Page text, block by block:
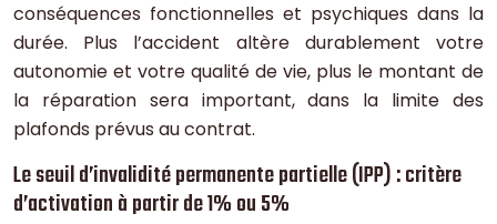
conséquences fonctionnelles et psychiques dans la
durée. Plus l’accident altère durablement votre
autonomie et votre qualité de vie, plus le montant de
la réparation sera important, dans la limite des
plafonds prévus au contrat.
Le seuil d’invalidité permanente partielle (IPP) : critère
d’activation à partir de 1% ou 5%